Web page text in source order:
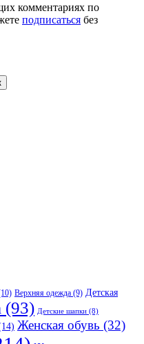
комментариях по
подписаться без
Верхняя одежда (9) Детская
(93) Детские шапки (8)
Женская обувь (32)